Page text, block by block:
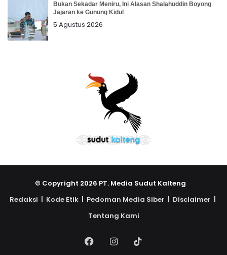
Bukan Sekadar Meniru, Ini Alasan Shalahuddin Boyong
Jajaran ke Gunung Kidul
5 Agustus 2026
© Copyright 2026 PT. Media Sudut Kalteng
Redaksi | Kode Etik | Pedoman Media Siber | Disclaimer |
Tentang Kami
FacebookInstagram